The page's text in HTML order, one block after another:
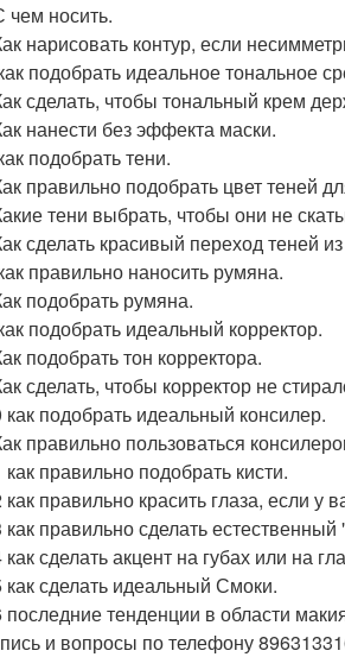
чем носить.
нарисовать контур, если
подобрать идеальное тональное
сделать, чтобы тональный крем
нанести без эффекта маски.
подобрать тени.
правильно подобрать цвет теней
тени выбрать, чтобы они не
сделать красивый переход теней
правильно наносить румяна.
подобрать румяна.
подобрать идеальный корректор.
подобрать тон корректора.
сделать, чтобы корректор не
как подобрать идеальный консилер.
правильно пользоваться
как правильно подобрать кисти.
как правильно красить глаза, если у
как правильно сделать
как сделать акцент на губах или на
как сделать идеальный Смоки.
последние тенденции в области
и вопросы по телефону